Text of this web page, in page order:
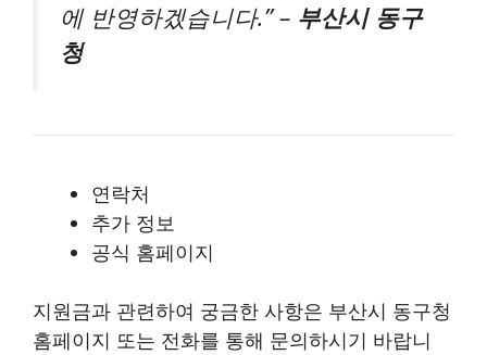
에 반영하겠습니다.” – 부산시 동구
청
연락처
추가 정보
공식 홈페이지
지원금과 관련하여 궁금한 사항은 부산시 동구청
홈페이지 또는 전화를 통해 문의하시기 바랍니